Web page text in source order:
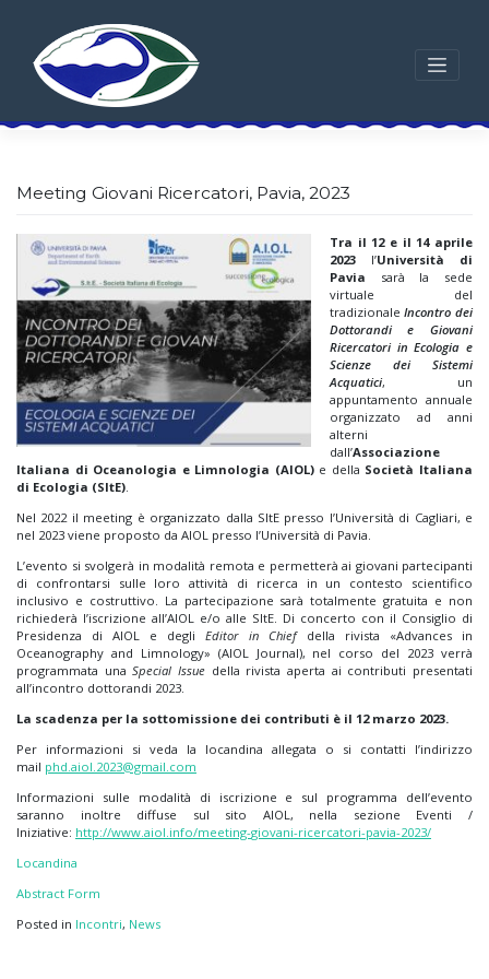
Meeting Giovani Ricercatori, Pavia, 2023
Tra il 12 e il 14 aprile
2023l’Università di
Pavia sarà la sede
virtuale del
tradizionaleIncontro dei
Dottorandi e Giovani
Ricercatori in Ecologia e
Scienze dei Sistemi
Acquatici, un
appuntamento annuale
organizzato ad anni
alterni
dall’Associazione
Italiana di Oceanologia e Limnologia (AIOL)e della Società Italiana
di Ecologia (SItE)
Nel 2022 il meeting è organizzato dalla SItE presso l’Università di Cagliari, e
nel 2023 viene proposto da AIOL presso l’Università di Pavia.
L’evento si svolgerà in modalità remota e permetterà ai giovani partecipanti
di confrontarsi sulle loro attività di ricerca in un contesto scientifico
inclusivo e costruttivo. La partecipazione sarà totalmente gratuita e non
richiederà l’iscrizione all’AIOL e/o alle SItE. Di concerto con il Consiglio di
Presidenza di AIOL e degliEditor in Chiefdella rivista «Advances in
Oceanography and Limnology» (AIOL Journal), nel corso del 2023 verrà
programmata una Special Issue della rivista aperta ai contributi presentati
all’incontro dottorandi 2023.
La scadenza per la sottomissione dei contributi è il 12 marzo 2023.
Per informazioni si veda la locandina allegata o si contatti l’indirizzo
mail phd.aiol.2023@gmail.com
Informazioni sulle modalità di iscrizione e sul programma dell’evento
saranno inoltre diffuse sul sito AIOL, nella sezione Eventi /
Iniziative: http://www.aiol.info/meeting-giovani-ricercatori-pavia-2023/
Locandina
Abstract Form
Posted in Incontri, News